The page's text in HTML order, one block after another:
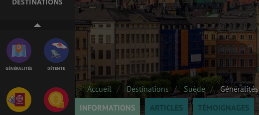
GÉNÉRALITÉS DÉTENTE
Accueil Destinations Suède
Généralités
INFORMATIONS
ARTICLES TÉMOIGNAGES